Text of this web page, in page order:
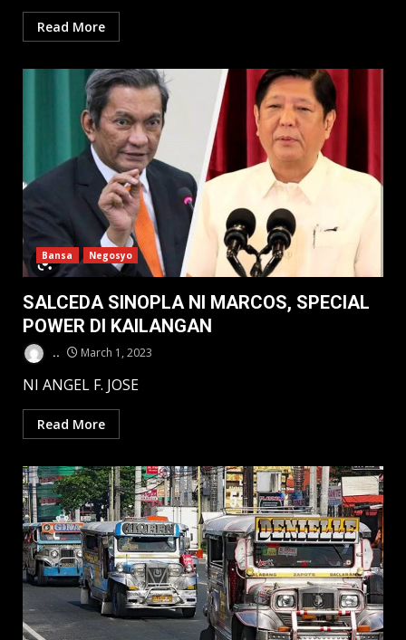
Read More
Bansa Negosyo
SALCEDA SINOPLA NI MARCOS, SPECIAL
POWER DI KAILANGAN
.. March 1, 2023
NI ANGEL F. JOSE
Read More